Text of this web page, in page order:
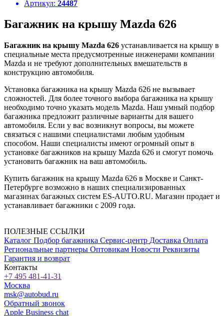
Артикул: 24487
Багажник на крышу Mazda 626
Багажник на крышу Mazda 626 устанавливается на крышу в
специальные места предусмотренные инженерами компании
Mazda и не требуют дополнительных вмешательств в
конструкцию автомобиля.
Установка багажника на крышу Mazda 626 не вызывает
сложностей. Для более точного выбора багажника на крышу
необходимо точно указать модель Mazda. Наш умный подбор
багажника предложит различные варианты для вашего
автомобиля. Если у вас возникнут вопросы, вы можете
связаться с нашими специалистами любым удобным
способом. Наши специалисты имеют огромный опыт в
установке багажников на крышу Mazda 626 и смогут помочь
установить багажник на ваш автомобиль.
Купить багажник на крышу Mazda 626 в Москве и Санкт-
Петербурге возможно в наших специализированных
магазинах багажных систем ES-AUTO.RU. Магазин продает и
устанавливает багажники с 2009 года.
ПОЛЕЗНЫЕ ССЫЛКИ
Каталог Подбор багажника Сервис-центр Доставка Оплата
Региональные партнеры Оптовикам Новости Реквизиты
Гарантия и возврат
Контакты
+7 495 481-41-31
Москва
msk@autobud.ru
Обратный звонок
Apple Business chat